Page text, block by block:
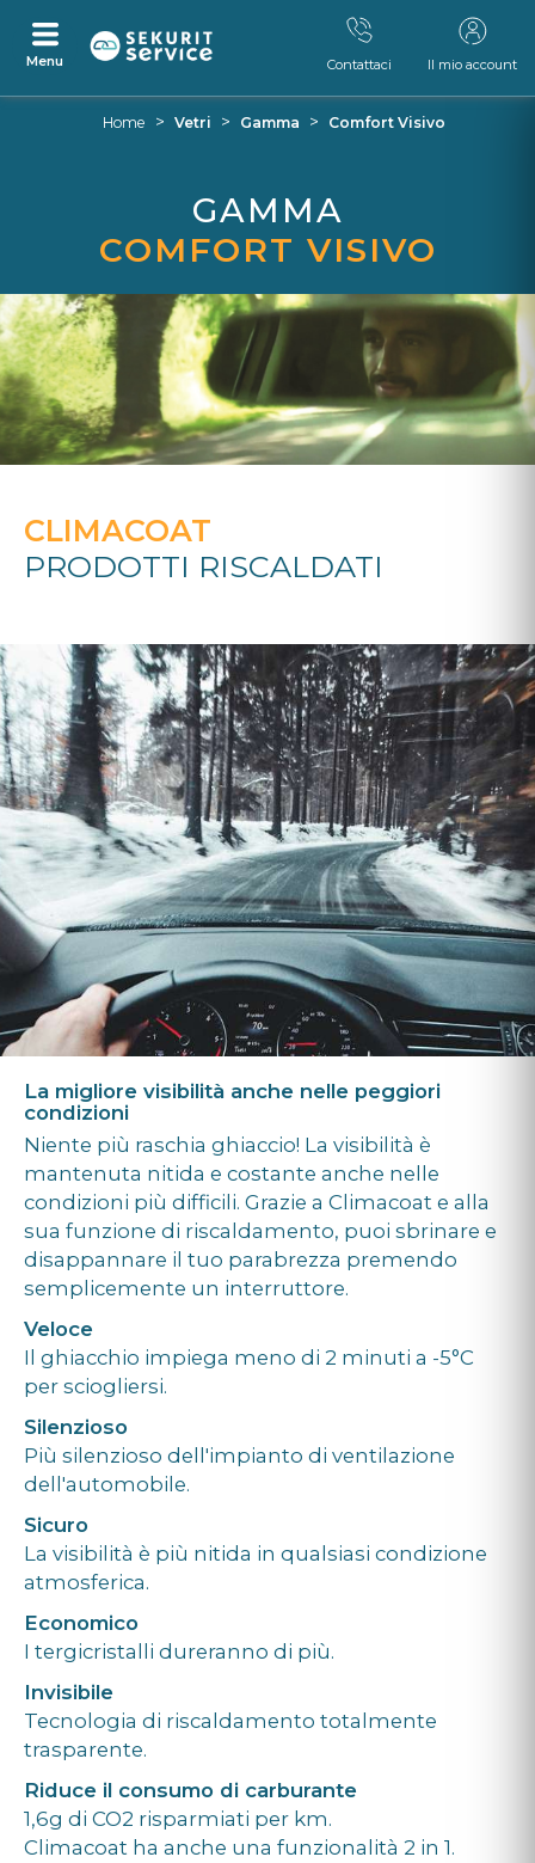
Vai
Vai
Menu Il mio account
Contattaci
Home > Vetri > Gamma > Comfort Visivo
GAMMA
COMFORT VISIVO
CLIMACOAT
PRODOTTI RISCALDATI
La migliore visibilità anche nelle peggiori
condizioni
Niente più raschia ghiaccio! La visibilità è
mantenuta nitida e costante anche nelle
condizioni più difficili. Grazie a Climacoat e alla
sua funzione di riscaldamento, puoi sbrinare e
disappannare il tuo parabrezza premendo
semplicemente un interruttore.
Veloce
Il ghiacchio impiega meno di 2 minuti a -5°C
per sciogliersi.
Silenzioso
Più silenzioso dell'impianto di ventilazione
dell'automobile.
Sicuro
La visibilità è più nitida in qualsiasi condizione
atmosferica.
Economico
I tergicristalli dureranno di più.
Invisibile
Tecnologia di riscaldamento totalmente
trasparente.
Riduce il consumo di carburante
1,6g di CO2 risparmiati per km.
Climacoat ha anche una funzionalità 2 in 1.